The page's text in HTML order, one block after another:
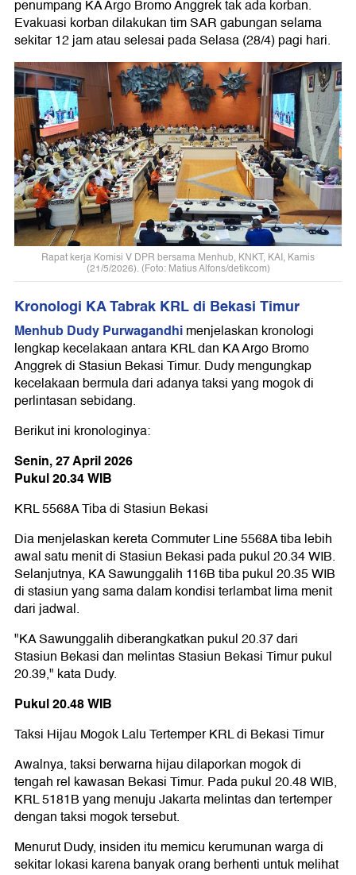
penumpang KA Argo Bromo Anggrek tak ada korban.
Evakuasi korban dilakukan tim SAR gabungan selama
sekitar 12 jam atau selesai pada Selasa (28/4) pagi hari.
Rapat kerja Komisi V DPR bersama Menhub, KNKT, KAI, Kamis
(21/5/2026). (Foto: Matius Alfons/detikcom)
Kronologi KA Tabrak KRL di Bekasi Timur
Menhub Dudy Purwagandhimenjelaskan kronologi
lengkap kecelakaan antara KRL dan KA Argo Bromo
Anggrek di Stasiun Bekasi Timur. Dudy mengungkap
kecelakaan bermula dari adanya taksi yang mogok di
perlintasan sebidang.
Berikut ini kronologinya:
Senin, 27 April 2026
Pukul 20.34 WIB
KRL 5568A Tiba di Stasiun Bekasi
Dia menjelaskan kereta Commuter Line 5568A tiba lebih
awal satu menit di Stasiun Bekasi pada pukul 20.34 WIB.
Selanjutnya, KA Sawunggalih 116B tiba pukul 20.35 WIB
di stasiun yang sama dalam kondisi terlambat lima menit
dari jadwal.
"KA Sawunggalih diberangkatkan pukul 20.37 dari
Stasiun Bekasi dan melintas Stasiun Bekasi Timur pukul
20.39," kata Dudy.
Pukul 20.48 WIB
Taksi Hijau Mogok Lalu Tertemper KRL di Bekasi Timur
Awalnya, taksi berwarna hijau dilaporkan mogok di
tengah rel kawasan Bekasi Timur. Pada pukul 20.48 WIB,
KRL 5181B yang menuju Jakarta melintas dan tertemper
dengan taksi mogok tersebut.
Menurut Dudy, insiden itu memicu kerumunan warga di
sekitar lokasi karena banyak orang berhenti untuk melihat